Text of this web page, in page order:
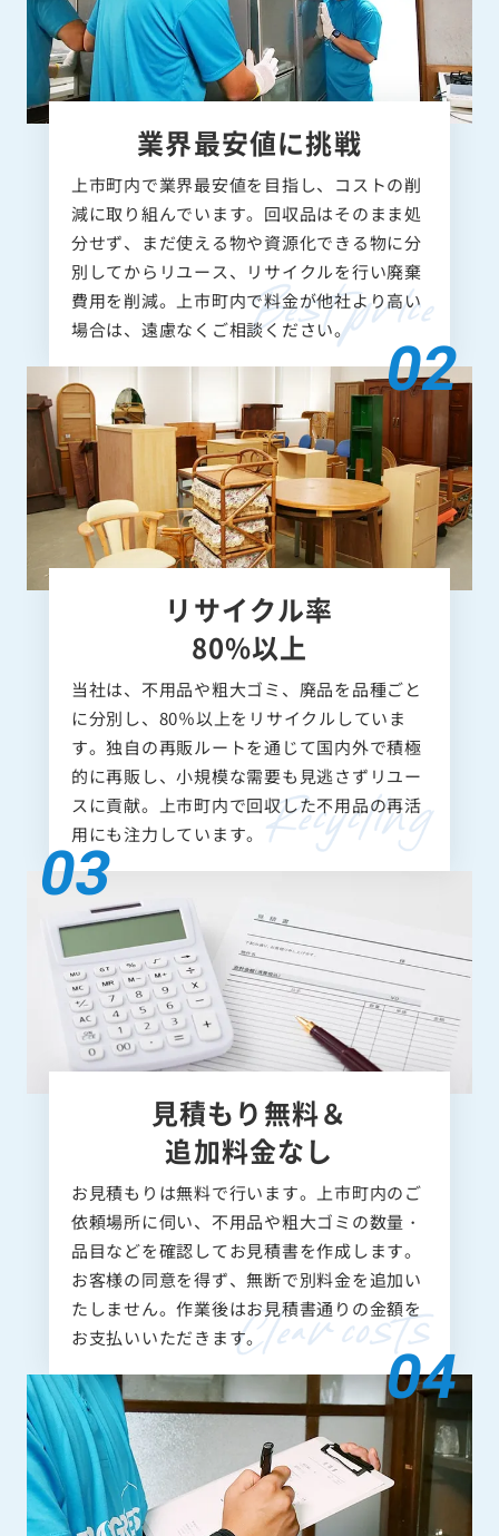
業界最安値に挑戦
上市町内で業界最安値を目指し、コストの削
減に取り組んでいます。回収品はそのまま処
分せず、まだ使える物や資源化できる物に分
別してからリユース、リサイクルを行い廃棄
費用を削減。上市町内で料金が他社より高い
場合は、遠慮なくご相談ください。
リサイクル率
80%以上
当社は、不用品や粗大ゴミ、廃品を品種ごと
に分別し、80％以上をリサイクルしていま
す。独自の再販ルートを通じて国内外で積極
的に再販し、小規模な需要も見逃さずリユー
スに貢献。上市町内で回収した不用品の再活
用にも注力しています。
見積もり無料＆
追加料金なし
お見積もりは無料で行います。上市町内のご
依頼場所に伺い、不用品や粗大ゴミの数量・
品目などを確認してお見積書を作成します。
お客様の同意を得ず、無断で別料金を追加い
たしません。作業後はお見積書通りの金額を
お支払いいただきます。